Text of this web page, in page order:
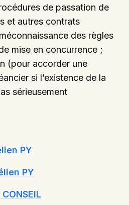
de passation de
et autres contrats
des règles
mise en concurrence ;
(pour accorder une
si l’existence de la
sérieusement
PY
PY